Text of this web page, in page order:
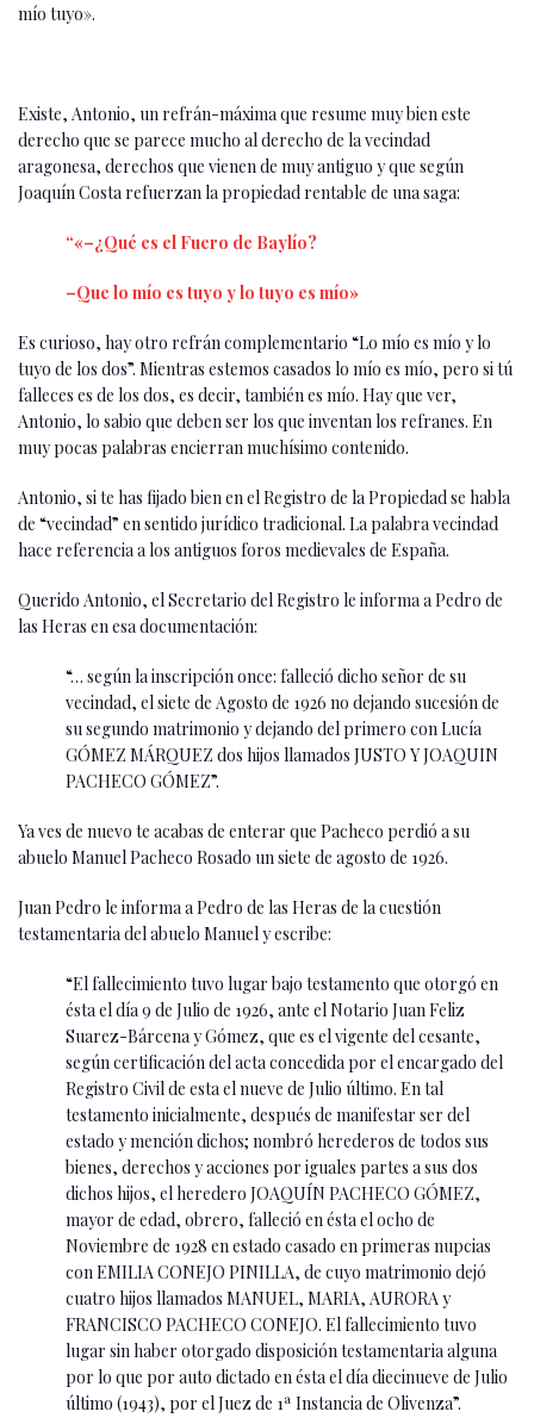
mío tuyo».
Existe, Antonio, un refrán-máxima que resume muy bien este
derecho que se parece mucho al derecho de la vecindad
aragonesa, derechos que vienen de muy antiguo y que según
Joaquín Costa refuerzan la propiedad rentable de una saga:
“«–¿Qué es el Fuero de Baylío?
–Que lo mío es tuyo y lo tuyo es mío»
Es curioso, hay otro refrán complementario “Lo mío es mío y lo
tuyo de los dos”. Mientras estemos casados lo mío es mío, pero si tú
falleces es de los dos, es decir, también es mío. Hay que ver,
Antonio, lo sabio que deben ser los que inventan los refranes. En
muy pocas palabras encierran muchísimo contenido.
Antonio, si te has fijado bien en el Registro de la Propiedad se habla
de “vecindad” en sentido jurídico tradicional. La palabra vecindad
hace referencia a los antiguos foros medievales de España.
Querido Antonio, el Secretario del Registro le informa a Pedro de
las Heras en esa documentación:
“… según la inscripción once: falleció dicho señor de su
vecindad, el siete de Agosto de 1926 no dejando sucesión de
su segundo matrimonio y dejando del primero con Lucía
GÓMEZ MÁRQUEZ dos hijos llamados JUSTO Y JOAQUIN
PACHECO GÓMEZ”.
Ya ves de nuevo te acabas de enterar que Pacheco perdió a su
abuelo Manuel Pacheco Rosado un siete de agosto de 1926.
Juan Pedro le informa a Pedro de las Heras de la cuestión
testamentaria del abuelo Manuel y escribe:
“El fallecimiento tuvo lugar bajo testamento que otorgó en
ésta el día 9 de Julio de 1926, ante el Notario Juan Feliz
Suarez-Bárcena y Gómez, que es el vigente del cesante,
según certificación del acta concedida por el encargado del
Registro Civil de esta el nueve de Julio último. En tal
testamento inicialmente, después de manifestar ser del
estado y mención dichos; nombró herederos de todos sus
bienes, derechos y acciones por iguales partes a sus dos
dichos hijos, el heredero JOAQUÍN PACHECO GÓMEZ,
mayor de edad, obrero, falleció en ésta el ocho de
Noviembre de 1928 en estado casado en primeras nupcias
con EMILIA CONEJO PINILLA, de cuyo matrimonio dejó
cuatro hijos llamados MANUEL, MARIA, AURORA y
FRANCISCO PACHECO CONEJO. El fallecimiento tuvo
lugar sin haber otorgado disposición testamentaria alguna
por lo que por auto dictado en ésta el día diecinueve de Julio
último (1943), por el Juez de 1ª Instancia de Olivenza”.